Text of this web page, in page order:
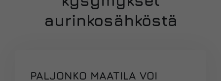
aurinkosähköstä
PALJONKO MAATILA VOI